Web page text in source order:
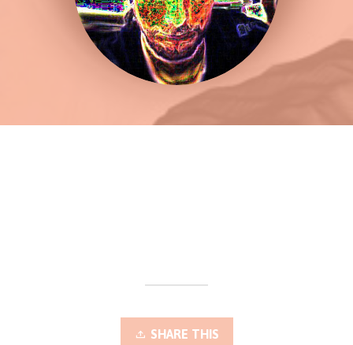
SHARE THIS